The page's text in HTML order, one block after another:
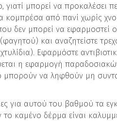
μπορεί να προκαλέσει
κομπρέσα από πανί χωρίς
δεν μπορεί να εφαρμοστεί
και αναζητείστε
Εφαρμόστε
η εφαρμογή
μπορούν να ληφθούν μη
για αυτού του βαθμού τα
καμένο δέρμα είναι